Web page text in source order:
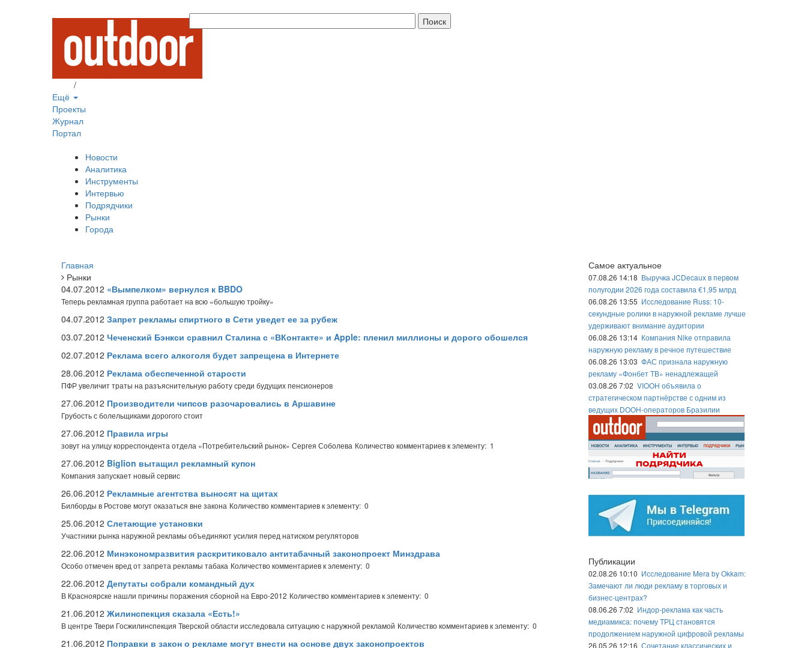
/
Ещё
Проекты
Журнал
Портал
Новости
Аналитика
Инструменты
Интервью
Подрядчики
Рынки
Города
Главная
Рынки
04.07.2012 «Вымпелком» вернулся к BBDO
Теперь рекламная группа работает на всю «большую тройку»
04.07.2012 Запрет рекламы спиртного в Сети уведет ее за рубеж
03.07.2012 Чеченский Бэнкси сравнил Сталина с «ВКонтакте» и Apple: пленил миллионы и дорого обошелся
02.07.2012 Реклама всего алкоголя будет запрещена в Интернете
28.06.2012 Реклама обеспеченной старости
ПФР увеличит траты на разъяснительную работу среди будущих пенсионеров
27.06.2012 Производители чипсов разочаровались в Аршавине
Грубость с болельщиками дорогого стоит
27.06.2012 Правила игры
зовут на улицу корреспондента отдела «Потребительский рынок» Сергея Соболева Количество комментариев к элементу: 1
27.06.2012 Biglion вытащил рекламный купон
Компания запускает новый сервис
26.06.2012 Рекламные агентства выносят на щитах
Билборды в Ростове могут оказаться вне закона Количество комментариев к элементу: 0
25.06.2012 Слетающие установки
Участники рынка наружной рекламы объединяют усилия перед натиском регуляторов
22.06.2012 Минэкономразвития раскритиковало антитабачный законопроект Минздрава
Особо отмечен вред от запрета рекламы табака Количество комментариев к элементу: 0
22.06.2012 Депутаты собрали командный дух
В Красноярске нашли причины поражения сборной на Евро-2012 Количество комментариев к элементу: 0
21.06.2012 Жилинспекция сказала «Есть!»
В центре Твери Госжилинспекция Тверской области исследовала ситуацию с наружной рекламой Количество комментариев к элементу: 0
21.06.2012 Поправки в закон о рекламе могут внести на основе двух законопроектов
Самое актуальное
07.08.26 14:18 Выручка JCDecaux в первом
полугодии 2026 года составила €1,95 млрд
06.08.26 13:55 Исследование Russ: 10-
секундные ролики в наружной рекламе лучше
удерживают внимание аудитории
06.08.26 13:14 Компания Nike отправила
наружную рекламу в речное путешествие
06.08.26 13:03 ФАС признала наружную
рекламу «Фонбет ТВ» ненадлежащей
03.08.26 7:02 VIOOH объявила о
стратегическом партнёрстве с одним из
ведущих DOOH-операторов Бразилии
Публикации
02.08.26 10:10 Исследование Mera by Okkam:
Замечают ли люди рекламу в торговых и
бизнес-центрах?
08.06.26 7:02 Индор-реклама как часть
медиамикса: почему ТРЦ становятся
продолжением наружной цифровой рекламы
26.05.26 12:16 Сочетание классических и